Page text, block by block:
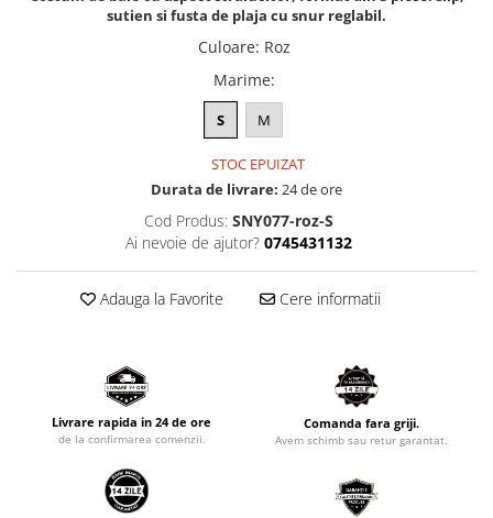
sutien si fusta de plaja cu snur reglabil.
Culoare: Roz
Marime:
S M
STOC EPUIZAT
Durata de livrare: 24 de ore
Cod Produs: SNY077-roz-S
Ai nevoie de ajutor? 0745431132
Adauga la Favorite Cere informatii
Livrare rapida in 24 de ore
de la confirmarea comenzii.
Comanda fara griji.
Avem schimb sau retur garantat.